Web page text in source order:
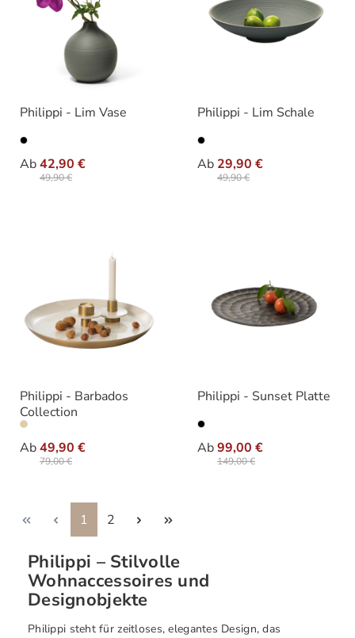
Philippi - Lim Vase
Ab42,90 €
49,90 €
Varianten
Philippi - Lim Schale
Ab 29,90 €
49,90 €
Varianten
Philippi - Barbados
Collection
Ab49,90 €
79,00 €
Varianten
Philippi - Sunset Platte
Ab99,00 €
149,00 €
Varianten
Seite
1 Seite
2
Philippi – Stilvolle
Wohnaccessoires und
Designobjekte
Philippi steht für zeitloses, elegantes Design, das